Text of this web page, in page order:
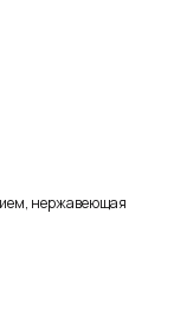
нержавеющая